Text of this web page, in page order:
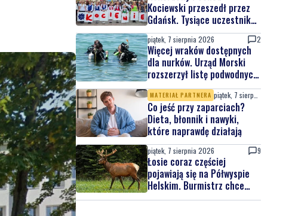
Kociewski przeszedł przez
Gdańsk. Tysiące uczestników
na jubileuszowej edycji
piątek, 7 sierpnia 2026 2
Więcej wraków dostępnych
dla nurków. Urząd Morski
rozszerzył listę podwodnych
atrakcji
MATERIAŁ PARTNERA
Co jeść przy zaparciach?
Dieta, błonnik i nawyki,
które naprawdę działają
piątek, 7 sierpnia 2026 9
Łosie coraz częściej
pojawiają się na Półwyspie
Helskim. Burmistrz chce
nowych znaków drogowych